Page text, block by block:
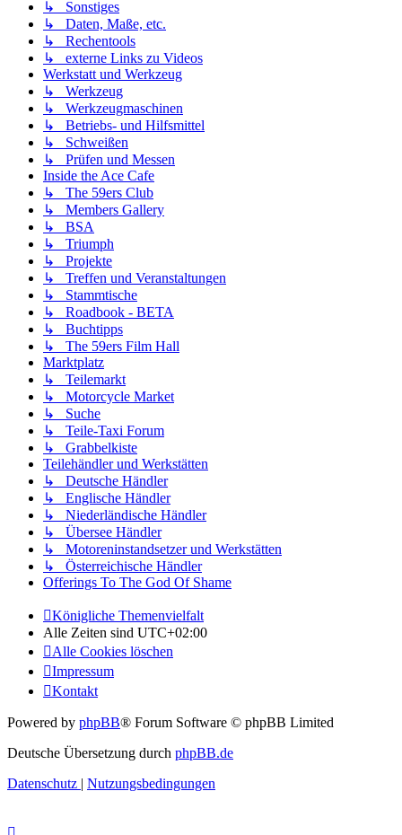
↳ Sonstiges
↳ Daten, Maße, etc.
↳ Rechentools
↳ externe Links zu Videos
Werkstatt und Werkzeug
↳ Werkzeug
↳ Werkzeugmaschinen
↳ Betriebs- und Hilfsmittel
↳ Schweißen
↳ Prüfen und Messen
Inside the Ace Cafe
↳ The 59ers Club
↳ Members Gallery
↳ BSA
↳ Triumph
↳ Projekte
↳ Treffen und Veranstaltungen
↳ Stammtische
↳ Roadbook - BETA
↳ Buchtipps
↳ The 59ers Film Hall
Marktplatz
↳ Teilemarkt
↳ Motorcycle Market
↳ Suche
↳ Teile-Taxi Forum
↳ Grabbelkiste
Teilehändler und Werkstätten
↳ Deutsche Händler
↳ Englische Händler
↳ Niederländische Händler
↳ Übersee Händler
↳ Motoreninstandsetzer und Werkstätten
↳ Österreichische Händler
Offerings To The God Of Shame
Königliche Themenvielfalt
Alle Zeiten sind UTC+02:00
Alle Cookies löschen
Impressum
Kontakt
Powered by phpBB® Forum Software © phpBB Limited
Deutsche Übersetzung durch phpBB.de
Datenschutz | Nutzungsbedingungen